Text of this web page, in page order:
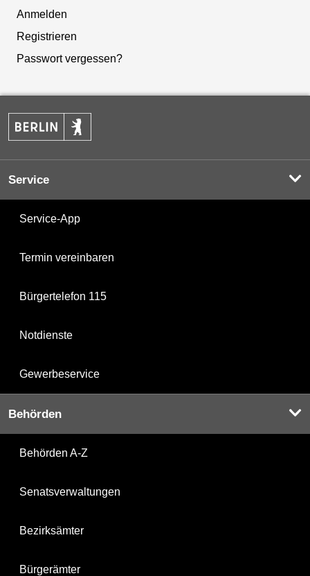
Anmelden
Registrieren
Passwort vergessen?
Service
Service-App
Termin vereinbaren
Bürgertelefon 115
Notdienste
Gewerbeservice
Behörden
Behörden A-Z
Senatsverwaltungen
Bezirksämter
Bürgerämter